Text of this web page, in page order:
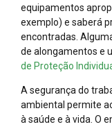
equipamentos
exemplo) e saberá
encontradas.
de alongamentos e
de Proteção
A segurança do
ambiental permite
à saúde e à vida. O